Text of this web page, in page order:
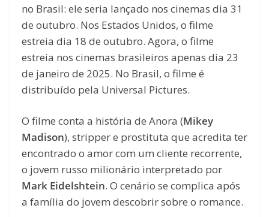
no Brasil: ele seria lançado nos cinemas dia 31
de outubro. Nos Estados Unidos, o filme
estreia dia 18 de outubro. Agora, o filme
estreia nos cinemas brasileiros apenas dia 23
de janeiro de 2025. No Brasil, o filme é
distribuído pela Universal Pictures.
O filme conta a história de Anora (Mikey
Madison), stripper e prostituta que acredita ter
encontrado o amor com um cliente recorrente,
o jovem russo milionário interpretado por
Mark Eidelshtein. O cenário se complica após
a família do jovem descobrir sobre o romance.